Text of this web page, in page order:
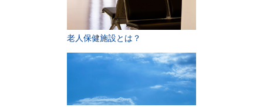
老人保健施設とは？